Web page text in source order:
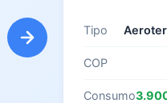
Tipo
COP
Consumo